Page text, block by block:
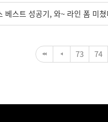
베스트 성공기, 와~ 라인 폼 미
73 74